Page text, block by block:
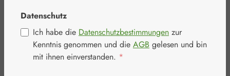
Datenschutz
Ich habe die Datenschutzbestimmungen zur
Kenntnis genommen und die AGB gelesen und bin
mit ihnen einverstanden. *